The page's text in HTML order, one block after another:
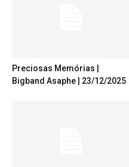
Preciosas Memórias |
Bigband Asaphe | 23/12/2025